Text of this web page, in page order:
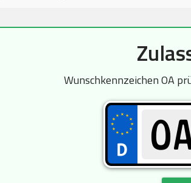
Wunschkennzeichen OA